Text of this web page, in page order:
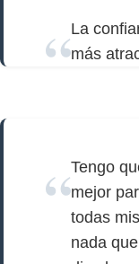
La
más
Tengo
mejor
todas
nada